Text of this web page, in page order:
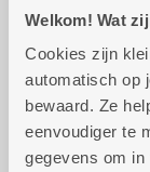
Welkom! Wat
Cookies zijn
automatisch op
bewaard. Ze
eenvoudiger te
gegevens om in
Praktisch